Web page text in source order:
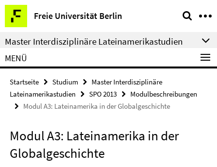
Springe
direkt
zu
Inhalt
Freie Universität Berlin
Service-
Navigation
Master Interdisziplinäre Lateinamerikastudien
MENÜ
Startseite Studium
Master Interdisziplinäre
Lateinamerikastudien
SPO 2013
Modulbeschreibungen
Modul A3: Lateinamerika in der Globalgeschichte
Modul A3: Lateinamerika in der
Globalgeschichte